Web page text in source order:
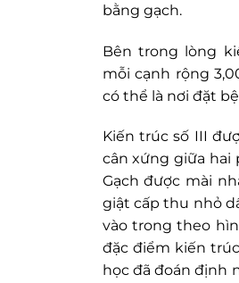
bằng gạch.
Bên trong lòng
mỗi cạnh rộng
có thể là nơi đặt
Kiến trúc số III
cân xứng giữa hai
Gạch được mài
giật cấp thu nhỏ
vào trong theo
đặc điểm kiến
học đã đoán định